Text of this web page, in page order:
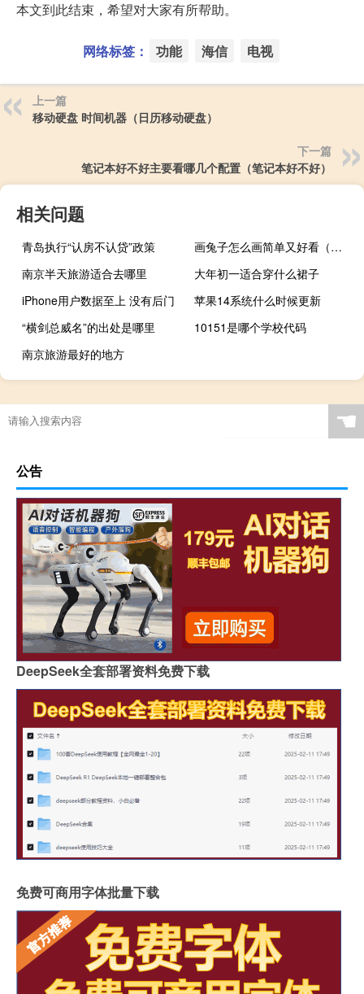
本文到此结束，希望对大家有所帮助。
网络标签： 功能 海信 电视
上一篇
移动硬盘 时间机器（日历移动硬盘）
下一篇
笔记本好不好主要看哪几个配置（笔记本好不好）
相关问题
青岛执行“认房不认贷”政策
画兔子怎么画简单又好看（画兔子）
南京半天旅游适合去哪里
大年初一适合穿什么裙子
iPhone用户数据至上 没有后门
苹果14系统什么时候更新
“横剑总威名”的出处是哪里
10151是哪个学校代码
南京旅游最好的地方
☚
公告
DeepSeek全套部署资料免费下载
免费可商用字体批量下载